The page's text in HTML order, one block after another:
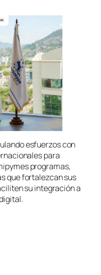
esfuerzos con
para
programas,
que fortalezcan sus
su integración a